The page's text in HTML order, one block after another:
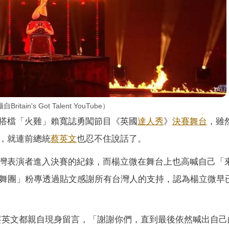
Britain's Got Talent YouTube）
檔「火雞」賴寬誌勇闖節目《英國達人秀》 決賽舞台 ，雖
就連前總統蔡英文也忍不住說話了。
表演者進入決賽的紀錄，而楊立微在舞台上也高喊自己「
團」粉專透過貼文感謝所有台灣人的支持，認為楊立微早
文都親自現身留言，「謝謝你們，直到最後依然喊出自